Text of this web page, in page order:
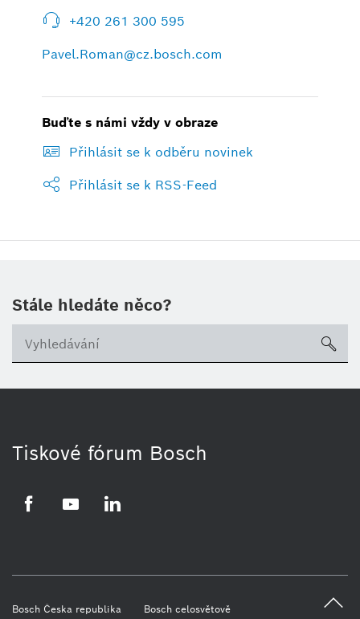
+420 261 300 595
Pavel.Roman@cz.bosch.com
Buďte s námi vždy v obraze
Přihlásit se k odběru novinek
Přihlásit se k RSS-Feed
Stále hledáte něco?
Tiskové fórum Bosch
Bosch Česka republika Bosch celosvětově